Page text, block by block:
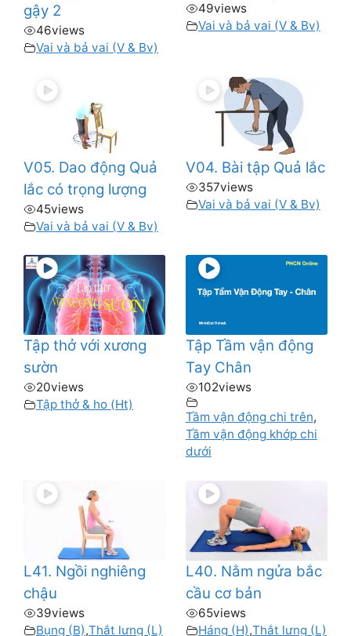
gậy 2
46views
Vai và bả vai (V & Bv)
49views
Vai và bả vai (V & Bv)
V05. Dao động Quả
lắc có trọng lượng
45views
Vai và bả vai (V & Bv)
V04. Bài tập Quả lắc
357views
Vai và bả vai (V & Bv)
Tập thở với xương
sườn
20views
Tập thở & ho (Ht)
Tập Tầm vận động
Tay Chân
102views
Tầm vận động chi trên,
Tầm vận động khớp chi
dưới
L41. Ngồi nghiêng
chậu
39views
Bụng (B),Thắt lưng (L)
L40. Nằm ngửa bắc
cầu cơ bản
65views
Háng (H),Thắt lưng (L)